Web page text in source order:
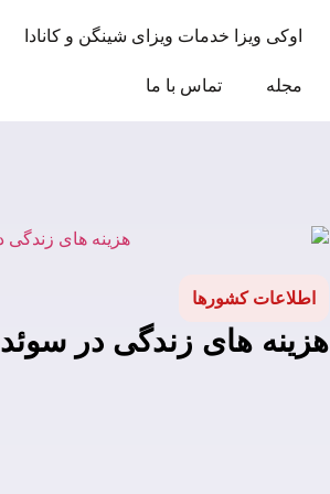
اوکی ویزا خدمات ویزای شینگن و کانادا
مجله تماس با ما
اطلاعات کشورها
هزینه های زندگی در سوئد